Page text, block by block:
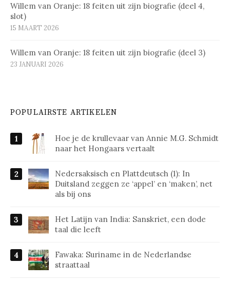
Willem van Oranje: 18 feiten uit zijn biografie (deel 4,
slot)
15 MAART 2026
Willem van Oranje: 18 feiten uit zijn biografie (deel 3)
23 JANUARI 2026
POPULAIRSTE ARTIKELEN
Hoe je de krullevaar van Annie M.G. Schmidt
naar het Hongaars vertaalt
Nedersaksisch en Plattdeutsch (1): In
Duitsland zeggen ze ‘appel’ en ‘maken’, net
als bij ons
Het Latijn van India: Sanskriet, een dode
taal die leeft
Fawaka: Suriname in de Nederlandse
straattaal